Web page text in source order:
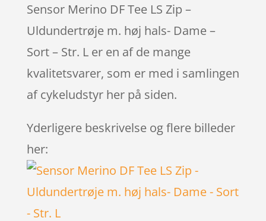
Sensor Merino DF Tee LS Zip –
Uldundertrøje m. høj hals- Dame –
Sort – Str. L er en af de mange
kvalitetsvarer, som er med i samlingen
af cykeludstyr her på siden.
Yderligere beskrivelse og flere billeder
her: